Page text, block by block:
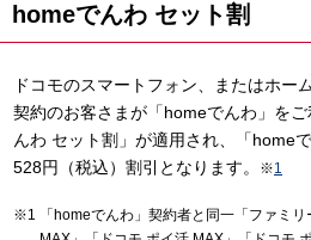
homeでんわ セット割
ドコモのスマートフォン、またはホー
契約のお客さまが「homeでんわ」を
んわ セット割」が適用され、「home
528円（税込）割引となります。
※1
「homeでんわ」契約者と同一「ファミ